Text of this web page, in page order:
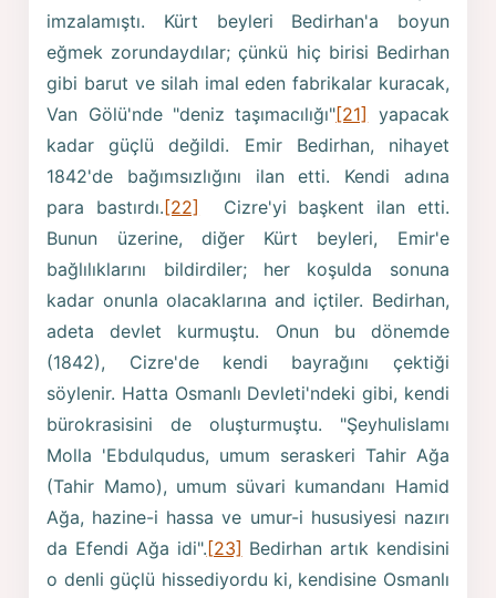
imzalamıştı. Kürt beyleri Bedirhan'a boyun
eğmek zorundaydılar; çünkü hiç birisi Bedirhan
gibi barut ve silah imal eden fabrikalar kuracak,
Van Gölü'nde "deniz taşımacılığı"[21]
yapacak
kadar güçlü değildi. Emir Bedirhan, nihayet
1842'de bağımsızlığını ilan etti. Kendi adına
para bastırdı. [22]
Cizre'yi başkent ilan etti.
Bunun üzerine, diğer Kürt beyleri, Emir'e
bağlılıklarını bildirdiler; her koşulda sonuna
kadar onunla olacaklarına and içtiler. Bedirhan,
adeta devlet kurmuştu. Onun bu dönemde
(1842), Cizre'de kendi bayrağını çektiği
söylenir. Hatta Osmanlı Devleti'ndeki gibi, kendi
bürokrasisini de oluşturmuştu. "Şeyhulislamı
Molla 'Ebdulqudus, umum seraskeri Tahir Ağa
(Tahir Mamo), umum süvari kumandanı Hamid
Ağa, hazine-i hassa ve umur-i hususiyesi nazırı
da Efendi Ağa idi". [23] Bedirhan artık kendisini
o denli güçlü hissediyordu ki, kendisine Osmanlı